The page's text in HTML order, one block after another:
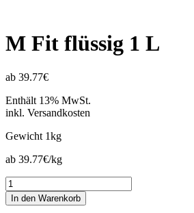
M Fit flüssig 1 L
ab 39.77€
Enthält 13% MwSt.
inkl. Versandkosten
Gewicht 1kg
ab 39.77€/kg
M
Fit
flüssig
In den Warenkorb